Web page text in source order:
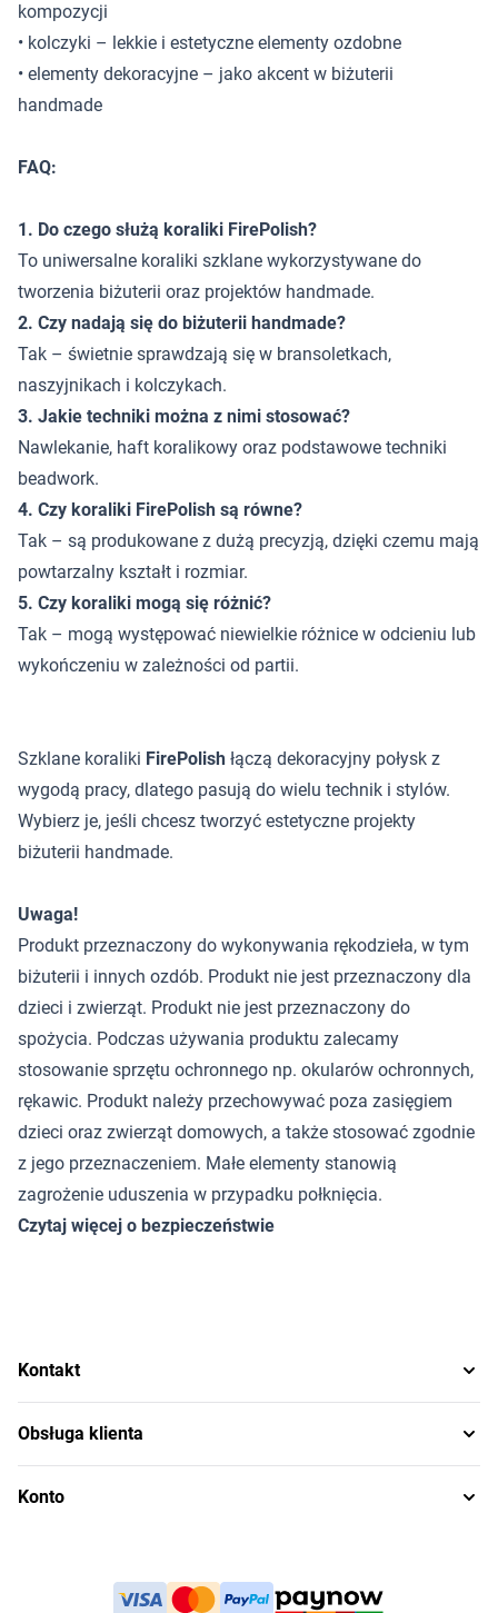
kompozycji
• kolczyki – lekkie i estetyczne elementy ozdobne
• elementy dekoracyjne – jako akcent w biżuterii
handmade
FAQ:
1. Do czego służą koraliki FirePolish?
To uniwersalne koraliki szklane wykorzystywane do
tworzenia biżuterii oraz projektów handmade.
2. Czy nadają się do biżuterii handmade?
Tak – świetnie sprawdzają się w bransoletkach,
naszyjnikach i kolczykach.
3. Jakie techniki można z nimi stosować?
Nawlekanie, haft koralikowy oraz podstawowe techniki
beadwork.
4. Czy koraliki FirePolish są równe?
Tak – są produkowane z dużą precyzją, dzięki czemu mają
powtarzalny kształt i rozmiar.
5. Czy koraliki mogą się różnić?
Tak – mogą występować niewielkie różnice w odcieniu lub
wykończeniu w zależności od partii.
Szklane koraliki FirePolish łączą dekoracyjny połysk z
wygodą pracy, dlatego pasują do wielu technik i stylów.
Wybierz je, jeśli chcesz tworzyć estetyczne projekty
biżuterii handmade.
Uwaga!
Produkt przeznaczony do wykonywania rękodzieła, w tym
biżuterii i innych ozdób. Produkt nie jest przeznaczony dla
dzieci i zwierząt. Produkt nie jest przeznaczony do
spożycia. Podczas używania produktu zalecamy
stosowanie sprzętu ochronnego np. okularów ochronnych,
rękawic. Produkt należy przechowywać poza zasięgiem
dzieci oraz zwierząt domowych, a także stosować zgodnie
z jego przeznaczeniem. Małe elementy stanowią
zagrożenie uduszenia w przypadku połknięcia.
Czytaj więcej o bezpieczeństwie
Kontakt
Obsługa klienta
Konto